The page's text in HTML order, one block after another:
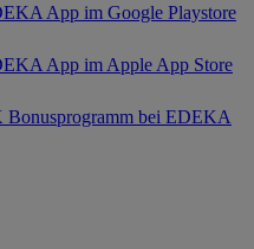
App im Google Playstore
App im Apple App Store
bei EDEKA